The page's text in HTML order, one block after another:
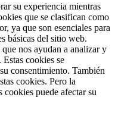
su experiencia mientras
que se clasifican como
ya que son esenciales para
básicas del sitio web.
nos ayudan a analizar y
cookies se
consentimiento. También
cookies. Pero la
cookies puede afectar su